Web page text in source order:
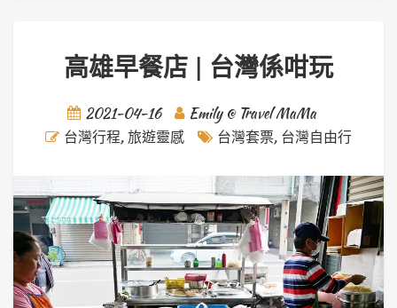
高雄早餐店 | 台灣係咁玩
2021-04-16
Emily @ Travel MaMa
台灣行程,旅遊靈感 台灣套票, 台灣自由行